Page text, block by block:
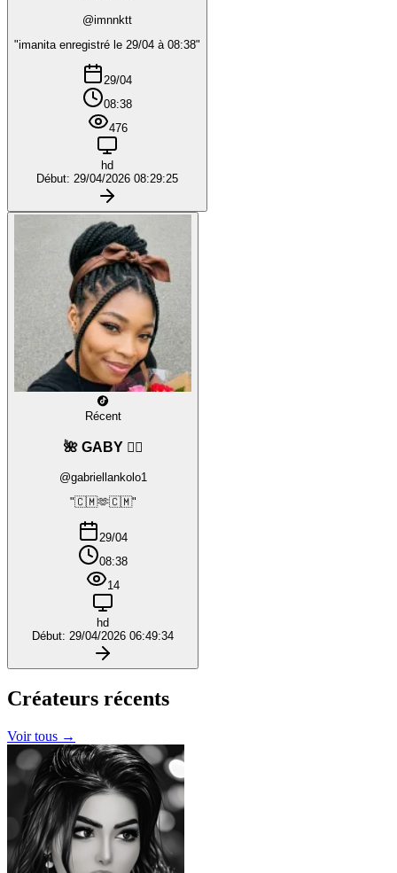
@imnnktt
"imanita enregistré le 29/04 à 08:38"
29/04
08:38
476
hd
Début: 29/04/2026 08:29:25
Récent
🌺 GABY ❤️‍🔥
@gabriellankolo1
"🇨🇲🫶🇨🇲"
29/04
08:38
14
hd
Début: 29/04/2026 06:49:34
Créateurs récents
Voir tous →